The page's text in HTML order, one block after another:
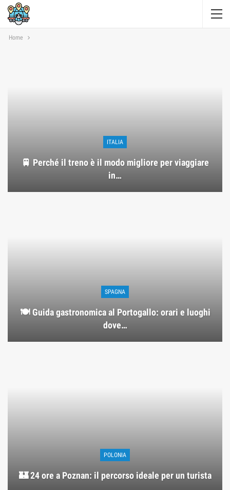
Home
ITALIA
🚆 Perché il treno è il modo migliore per viaggiare
in…
SPAGNA
🍽️ Guida gastronomica al Portogallo: orari e luoghi
dove…
POLONIA
🏰 24 ore a Poznan: il percorso ideale per un turista